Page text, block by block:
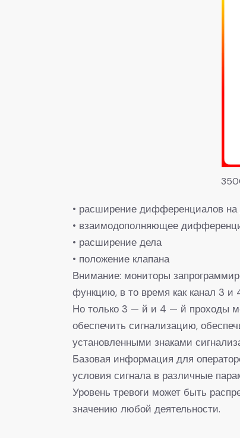
• расширение дифференциалов на
• взаимодополняющее
• расширение дела
• положение клапана
Внимание: мониторы
функцию, в то время как канал 3
Но только 3 — й и 4 — й проходы
обеспечить сигнализацию,
установленными знаками
Базовая информация для
условия сигнала в различные
Уровень тревоги может быть
значению любой деятельности.